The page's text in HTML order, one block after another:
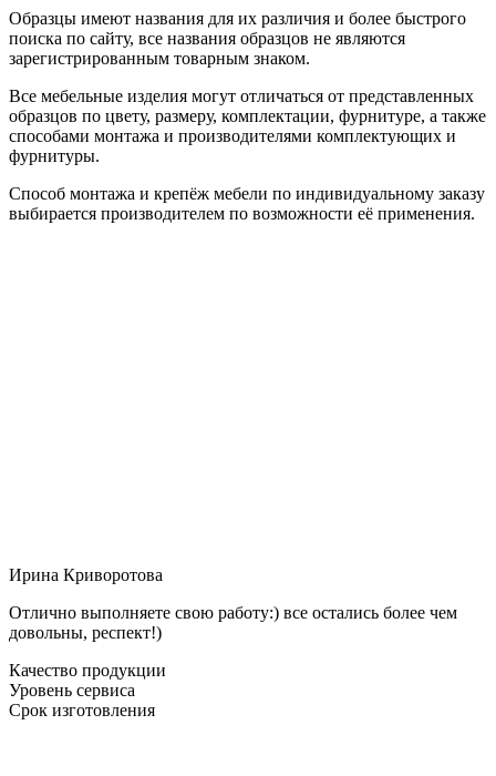
Образцы имеют названия для их различия и более быстрого
поиска по сайту, все названия образцов не являются
зарегистрированным товарным знаком.
Все мебельные изделия могут отличаться от представленных
образцов по цвету, размеру, комплектации, фурнитуре, а также
способами монтажа и производителями комплектующих и
фурнитуры.
Способ монтажа и крепёж мебели по индивидуальному заказу
выбирается производителем по возможности её применения.
Ирина Криворотова
Отлично выполняете свою работу:) все остались более чем
довольны, респект!)
Качество продукции
Уровень сервиса
Срок изготовления